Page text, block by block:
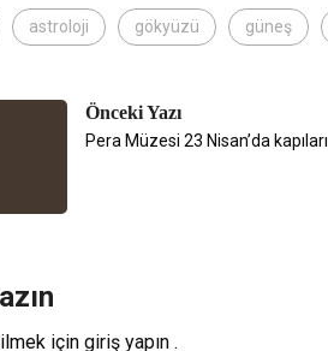
astroloji gökyüzü güneş
Önceki Yazı
Pera Müzesi 23 Nisan’da
için giriş yapın .